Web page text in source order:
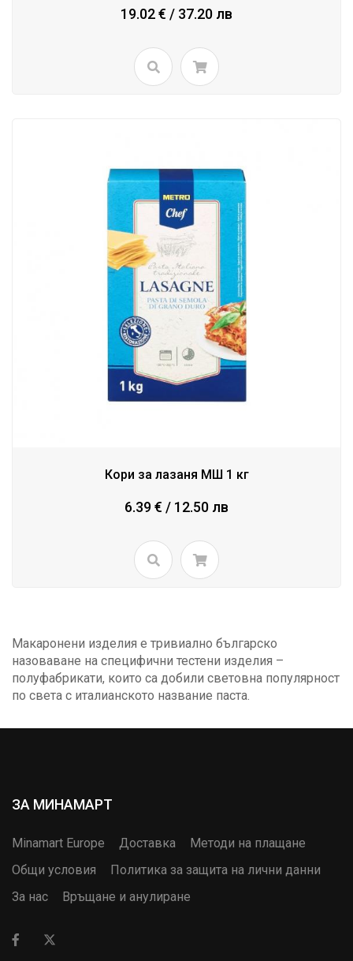
19.02 € / 37.20 лв
Кори за лазаня МШ 1 кг
6.39 € / 12.50 лв
Макаронени изделия е тривиално българско
назоваване на специфични тестени изделия –
полуфабрикати, които са добили световна популярност
по света с италианското название паста.
ЗА МИНАМАРТ
Minamart Europe Доставка
Методи на плащане
Общи условия
Политика за защита на лични данни
За нас
Връщане и анулиране